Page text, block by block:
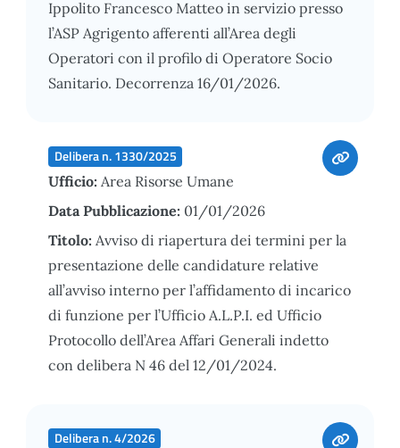
Ippolito Francesco Matteo in servizio presso
l’ASP Agrigento afferenti all’Area degli
Operatori con il profilo di Operatore Socio
Sanitario. Decorrenza 16/01/2026.
Delibera n. 1330/2025
Ufficio: Area Risorse Umane
Data Pubblicazione: 01/01/2026
Titolo: Avviso di riapertura dei termini per la
presentazione delle candidature relative
all’avviso interno per l’affidamento di incarico
di funzione per l’Ufficio A.L.P.I. ed Ufficio
Protocollo dell’Area Affari Generali indetto
con delibera N 46 del 12/01/2024.
Delibera n. 4/2026